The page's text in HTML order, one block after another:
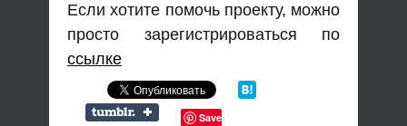
Если хотите помочь проекту, можно
просто зарегистрироваться по
ссылке
Save